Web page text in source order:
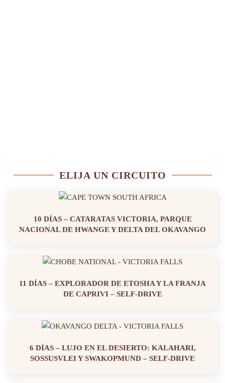
ELIJA UN CIRCUITO
10 DÍAS – CATARATAS VICTORIA, PARQUE
NACIONAL DE HWANGE Y DELTA DEL OKAVANGO
11 DÍAS – EXPLORADOR DE ETOSHA Y LA FRANJA
DE CAPRIVI – SELF-DRIVE
6 DÍAS – LUJO EN EL DESIERTO: KALAHARI,
SOSSUSVLEI Y SWAKOPMUND – SELF-DRIVE